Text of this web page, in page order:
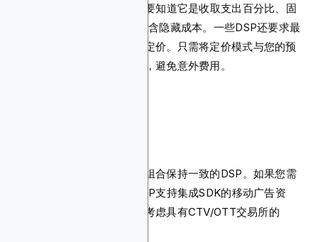
了解DSP的定价结构。您需要知道它是收取支出百分比、固
定费用还是在CPM出价中包含隐藏成本。一些DSP还要求最
低支出或根据数量采用分层定价。只需将定价模式与您的预
算和广告活动规模保持一致，避免意外费用。
您需要一个真正与您的媒体组合保持一致的DSP。如果您需
要移动应用安装，请确保DSP支持集成SDK的移动广告资
源。投放联网电视广告？请考虑具有CTV/OTT交易所的